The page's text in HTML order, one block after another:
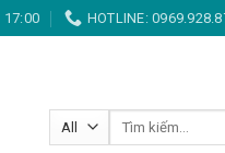
tốt nhất, Chất lượng hàng
17:00 HOTLINE:
Tìm